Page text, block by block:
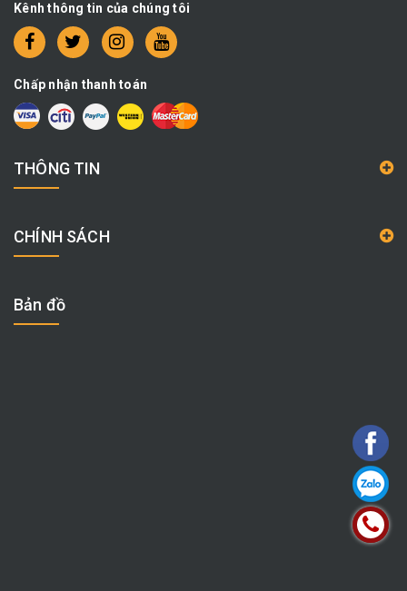
Kênh thông tin của chúng tôi
Chấp nhận thanh toán
THÔNG TIN
CHÍNH SÁCH
Bản đồ